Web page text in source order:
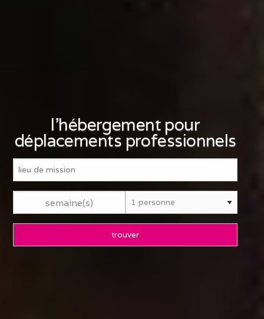
l'hébergement pour
déplacements professionnels
semaine(s)
trouver